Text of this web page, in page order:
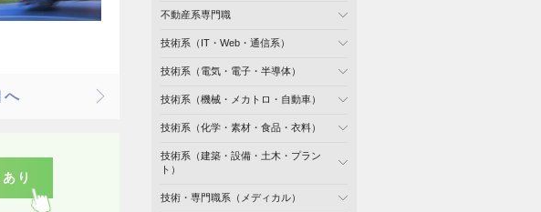
へ
り
不動産系専門職
技術系（IT・Web・通信系）
技術系（電気・電子・半導体）
技術系（機械・メカトロ・自動車）
技術系（化学・素材・食品・衣料）
技術系（建築・設備・土木・プラン
ト）
技術・専門職系（メディカル）